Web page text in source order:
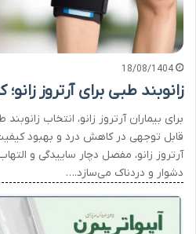
18/08/1404
زانوبند طبی برای آرتروز
برای بیماران آرتروز زانو، انتخاب
قابل توجهی در کاهش درد و بهبود
آرتروز زانو، مفصل دچار ساییدگی و
دشوار و دردناک می‌سازد.…